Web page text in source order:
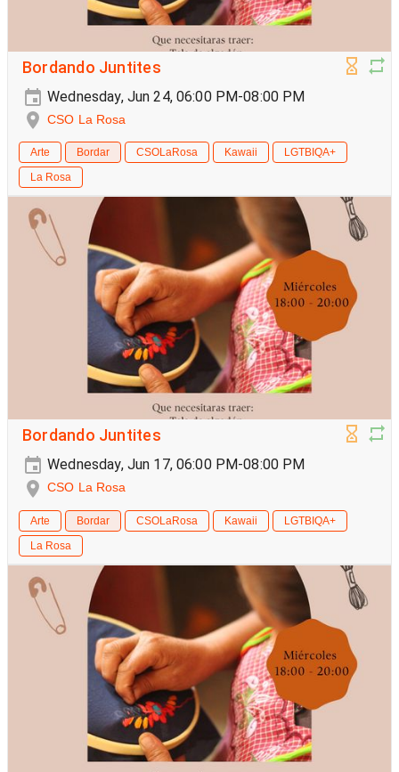
Bordando Juntites
Wednesday, Jun 24, 06:00 PM-08:00 PM
CSO La Rosa
Arte Bordar CSOLaRosa Kawaii
LGTBIQA+
La Rosa
Bordando Juntites
Wednesday, Jun 17, 06:00 PM-08:00 PM
CSO La Rosa
Arte Bordar CSOLaRosa Kawaii
LGTBIQA+
La Rosa